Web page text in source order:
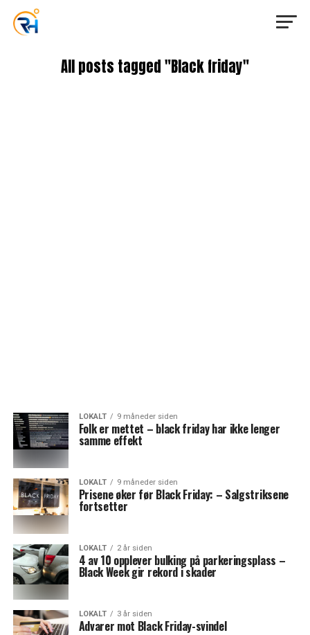
All posts tagged "Black friday"
LOKALT 9 måneder siden
Folk er mettet – black friday har ikke lenger
samme effekt
LOKALT 9 måneder siden
Prisene øker før Black Friday: – Salgstriksene
fortsetter
LOKALT 2 år siden
4 av 10 opplever bulking på parkeringsplass –
Black Week gir rekord i skader
LOKALT 3 år siden
Advarer mot Black Friday-svindel